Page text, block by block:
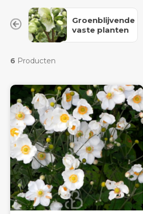
Groenblijvende
vaste planten
6 Producten